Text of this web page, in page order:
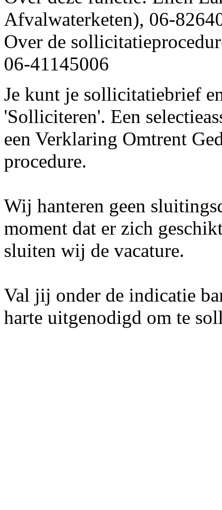
Afvalwaterketen), 06-
Over de
06-41145006
Je kunt je sollicitatiebrief
'Solliciteren'. Een
een Verklaring Omtrent
procedure.
Wij hanteren geen
moment dat er zich
sluiten wij de vacature.
Val jij onder de indicatie
harte uitgenodigd om te